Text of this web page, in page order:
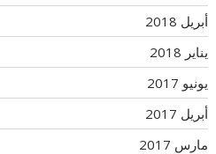
أبريل 2018
يناير 2018
يونيو 2017
أبريل 2017
مارس 2017